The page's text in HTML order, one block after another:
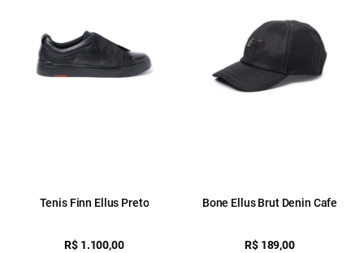
Tenis Finn Ellus Preto
R$ 1.100,00
Bone Ellus Brut Denin Cafe
R$ 189,00